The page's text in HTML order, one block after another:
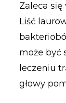
Zaleca
Liść
może być
leczeniu
głowy